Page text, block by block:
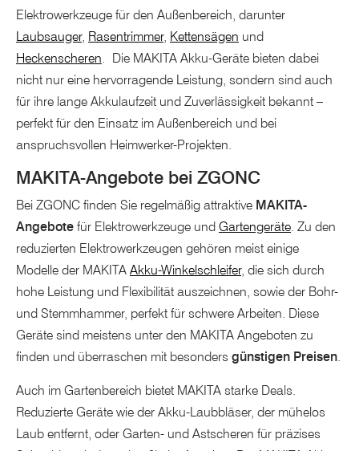
Elektrowerkzeuge für den Außenbereich, darunter
Laubsauger, Rasentrimmer, Kettensägen und
Heckenscheren. Die MAKITA Akku-Geräte bieten dabei
nicht nur eine hervorragende Leistung, sondern sind auch
für ihre lange Akkulaufzeit und Zuverlässigkeit bekannt –
perfekt für den Einsatz im Außenbereich und bei
anspruchsvollen Heimwerker-Projekten.
MAKITA-Angebote bei ZGONC
Bei ZGONC finden Sie regelmäßig attraktive MAKITA-
Angebote für Elektrowerkzeuge und Gartengeräte. Zu den
reduzierten Elektrowerkzeugen gehören meist einige
Modelle der MAKITA Akku-Winkelschleifer, die sich durch
hohe Leistung und Flexibilität auszeichnen, sowie der Bohr-
und Stemmhammer, perfekt für schwere Arbeiten. Diese
Geräte sind meistens unter den MAKITA Angeboten zu
finden und überraschen mit besonders günstigen Preisen.
Auch im Gartenbereich bietet MAKITA starke Deals.
Reduzierte Geräte wie der Akku-Laubbläser, der mühelos
Laub entfernt, oder Garten- und Astscheren für präzises